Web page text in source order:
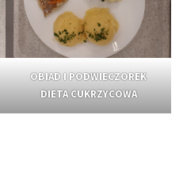
OBIAD I PODWIECZOREK
DIETA CUKRZYCOWA